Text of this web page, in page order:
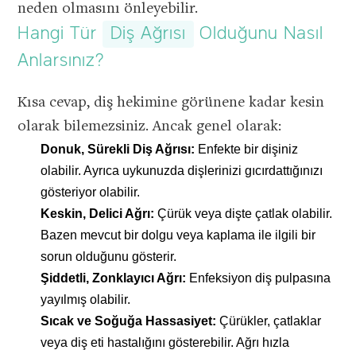
neden olmasını önleyebilir.
Hangi Tür Diş Ağrısı
Olduğunu Nasıl
Anlarsınız?
Kısa cevap, diş hekimine görünene kadar kesin
olarak bilemezsiniz. Ancak genel olarak:
Donuk, Sürekli Diş Ağrısı: Enfekte bir dişiniz
olabilir. Ayrıca uykunuzda dişlerinizi gıcırdattığınızı
gösteriyor olabilir.
Keskin, Delici Ağrı: Çürük veya dişte çatlak olabilir.
Bazen mevcut bir dolgu veya kaplama ile ilgili bir
sorun olduğunu gösterir.
Şiddetli, Zonklayıcı Ağrı: Enfeksiyon diş pulpasına
yayılmış olabilir.
Sıcak ve Soğuğa Hassasiyet: Çürükler, çatlaklar
veya diş eti hastalığını gösterebilir. Ağrı hızla